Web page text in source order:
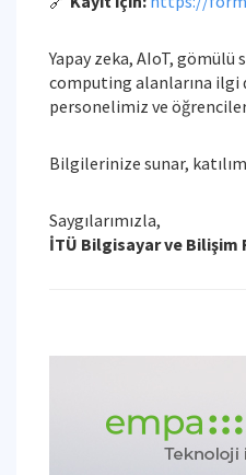
Yapay zeka, AIoT, gömülü
computing alanlarına ilgi
personelimiz ve
Bilgilerinize sunar,
Saygılarımızla,
İTÜ Bilgisayar ve Bilişim